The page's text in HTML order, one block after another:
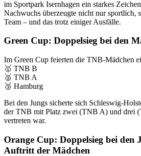
im Sportpark Isernhagen ein starkes
Nachwuchs überzeugte nicht nur sportlich,
Team – und das trotz einiger Ausfälle.
Green Cup: Doppelsieg bei den
Im Green Cup feierten die TNB-Mädchen
🥇 TNB B
🥈 TNB A
🥉 Hamburg
Bei den Jungs sicherte sich Schleswig-
der TNB mit Platz zwei (TNB A) und drei
vertreten war.
Orange Cup: Doppelsieg bei den
Auftritt der Mädchen